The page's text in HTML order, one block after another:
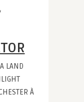
LAND
À